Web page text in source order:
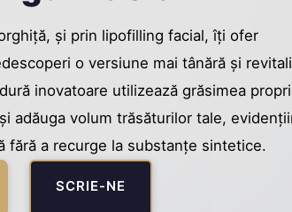
și prin lipofilling facial, îți ofer
o versiune mai tânără și
inovatoare utilizează grăsimea
adăuga volum trăsăturilor tale,
fără a recurge la substanțe sintetice.
SCRIE-NE